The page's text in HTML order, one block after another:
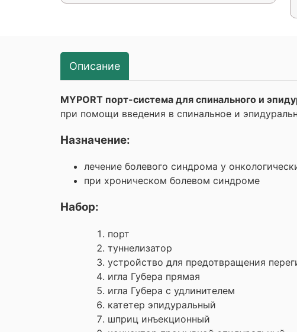
Описание
MYPORT порт-система для спинального и
при помощи введения в спинальное и
Назначение:
лечение болевого синдрома у
при хроническом болевом синдроме
Набор:
порт
туннелизатор
устройство для предотвращения
игла Губера прямая
игла Губера с удлинителем
катетер эпидуральный
шприц инъекционный